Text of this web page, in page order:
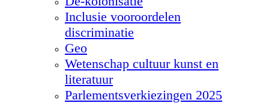
Inclusie vooroordelen
discriminatie
Geo
Wetenschap cultuur kunst en
literatuur
Parlementsverkiezingen 2025